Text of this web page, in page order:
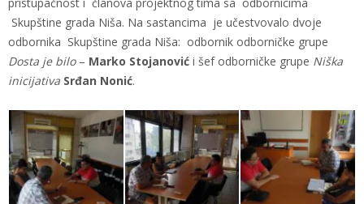
Skupštine grada Niša. Na sastancima je učestvovalo dvoje
odbornika Skupštine grada Niša: odbornik odborničke grupe
Dosta je bilo– Marko Stojanović i šef odborničke grupe Niška
inicijativa Srđan Nonić.